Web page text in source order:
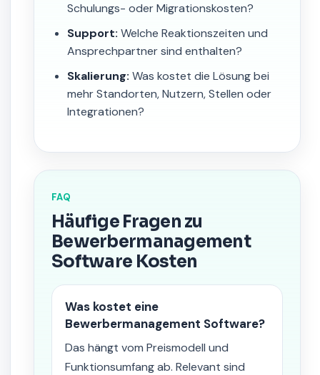
Schulungs- oder Migrationskosten?
Support: Welche Reaktionszeiten und
Ansprechpartner sind enthalten?
Skalierung: Was kostet die Lösung bei
mehr Standorten, Nutzern, Stellen oder
Integrationen?
FAQ
Häufige Fragen zu
Bewerbermanagement
Software Kosten
Was kostet eine
Bewerbermanagement Software?
Das hängt vom Preismodell und
Funktionsumfang ab. Relevant sind